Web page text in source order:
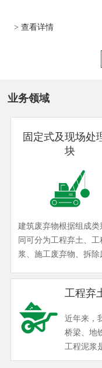
> 查看详情
业务领域
固定式及现场处
块
建筑废弃物根据组成类
同可分为工程弃土、工
浆、施工废弃物、拆除
要来源于轨道交通工
路工程、房屋建筑工程
务工程及市政管网工程
除废弃物主要来源于
程及城市更新工程；施
工程弃
近年来，
桥梁、地
工程泥浆
泥水盾构